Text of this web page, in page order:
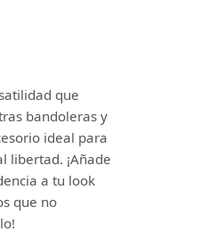
que
bandoleras y
ideal para
libertad. ¡Añade
a tu look
que no